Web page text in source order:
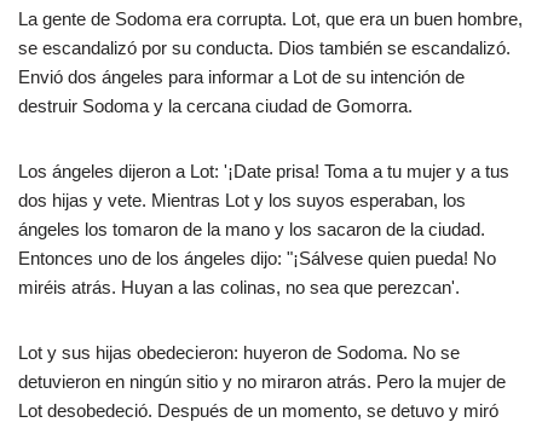
La gente de Sodoma era corrupta. Lot, que era un buen hombre,
se escandalizó por su conducta. Dios también se escandalizó.
Envió dos ángeles para informar a Lot de su intención de
destruir Sodoma y la cercana ciudad de Gomorra.
Los ángeles dijeron a Lot: '¡Date prisa! Toma a tu mujer y a tus
dos hijas y vete. Mientras Lot y los suyos esperaban, los
ángeles los tomaron de la mano y los sacaron de la ciudad.
Entonces uno de los ángeles dijo: "¡Sálvese quien pueda! No
miréis atrás. Huyan a las colinas, no sea que perezcan'.
Lot y sus hijas obedecieron: huyeron de Sodoma. No se
detuvieron en ningún sitio y no miraron atrás. Pero la mujer de
Lot desobedeció. Después de un momento, se detuvo y miró